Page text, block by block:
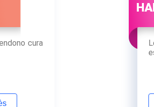
cura